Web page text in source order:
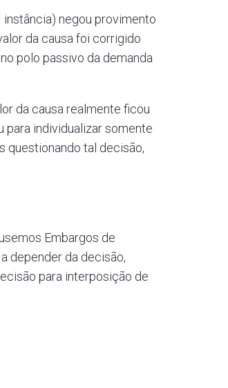
negou provimento
da causa foi corrigido
polo passivo da demanda
da causa realmente ficou
para individualizar somente
questionando tal decisão,
Embargos de
depender da decisão,
para interposição de